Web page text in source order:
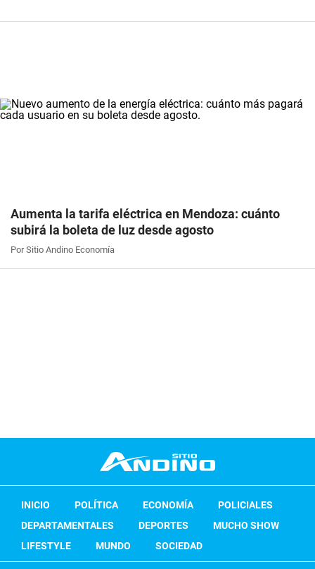
Aumenta la tarifa eléctrica en Mendoza: cuánto
subirá la boleta de luz desde agosto
Por Sitio Andino Economía
INICIO POLÍTICA ECONOMÍA
POLICIALES
DEPARTAMENTALES
DEPORTES
MUCHO SHOW
LIFESTYLE
MUNDO SOCIEDAD